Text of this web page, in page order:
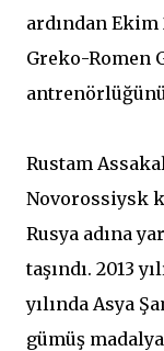
ardından
Greko-Romen
Rustam
Novorossiysk
Rusya adına
taşındı. 2013
yılında Asya
gümüş madalya